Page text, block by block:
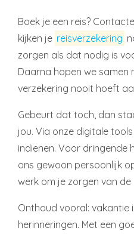
Boek je een reis?
kijken je reisverzekering
zorgen als dat nodig is
Daarna hopen we samen
verzekering nooit hoeft
Gebeurt dat toch, dan
jou. Via onze digitale
indienen. Voor dringende
ons gewoon persoonlijk
werk om je zorgen van
Onthoud vooral: vakantie
herinneringen. Met een